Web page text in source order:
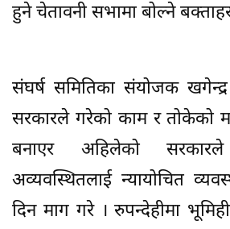
हुने चेतावनी सभामा बोल्ने
संघर्ष समितिका संयोजक
सरकारले गरेको काम र तोकेको
बनाएर अहिलेको
अव्यवस्थितलाई न्यायोचित
दिन माग गरे । रुपन्देहीमा